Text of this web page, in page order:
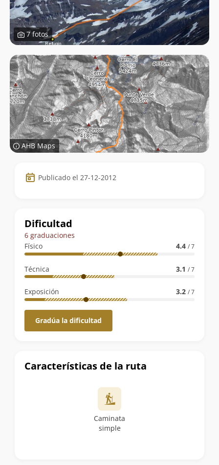
7 fotos
AHB Maps
Datos
de
ruta
Publicado el 27-12-2012
Dificultad
6 graduaciones
Físico
4.4 / 7
Técnica 3.1 / 7
Exposición 3.2 / 7
Gradúa la dificultad
Características de la ruta
Caminata
simple